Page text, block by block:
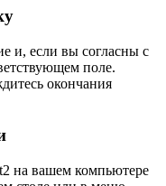
и, если вы согласны с
поле.
окончания
на вашем компьютере